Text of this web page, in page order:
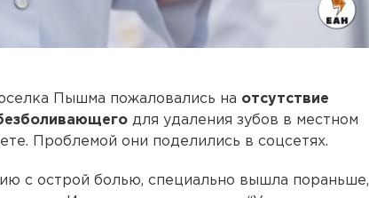
Пышма пожаловались на отсутствие
для удаления зубов в местном
Проблемой они поделились в соцсетях.
с острой болью, специально вышла пораньше,